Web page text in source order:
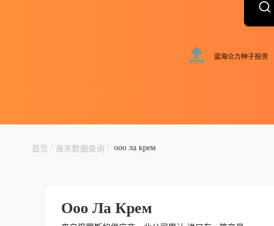
首页 / 海关数据查询 / ооо ла крем
Ооо Ла Крем